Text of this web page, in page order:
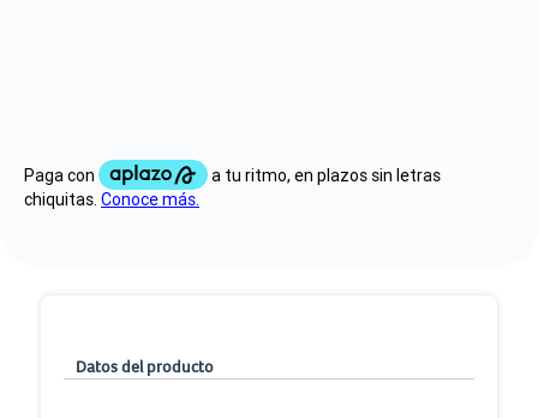
Datos del producto